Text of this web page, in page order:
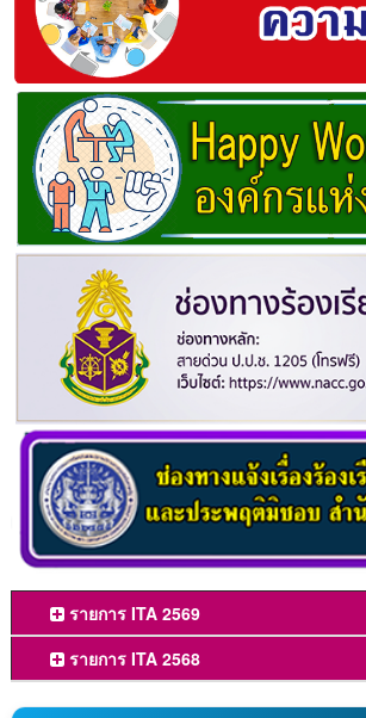
รายการ ITA 2569
รายการ ITA 2568